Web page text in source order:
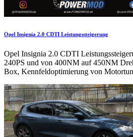
Opel Insignia 2.0 CDTI Leistungssteigerung
Opel Insignia 2.0 CDTI
240PS und von 400NM auf 450NM
Box, Kennfeldoptimierung von